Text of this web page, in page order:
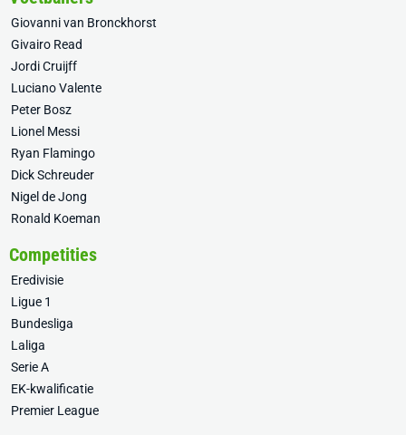
Giovanni van Bronckhorst
Givairo Read
Jordi Cruijff
Luciano Valente
Peter Bosz
Lionel Messi
Ryan Flamingo
Dick Schreuder
Nigel de Jong
Ronald Koeman
Competities
Eredivisie
Ligue 1
Bundesliga
Laliga
Serie A
EK-kwalificatie
Premier League